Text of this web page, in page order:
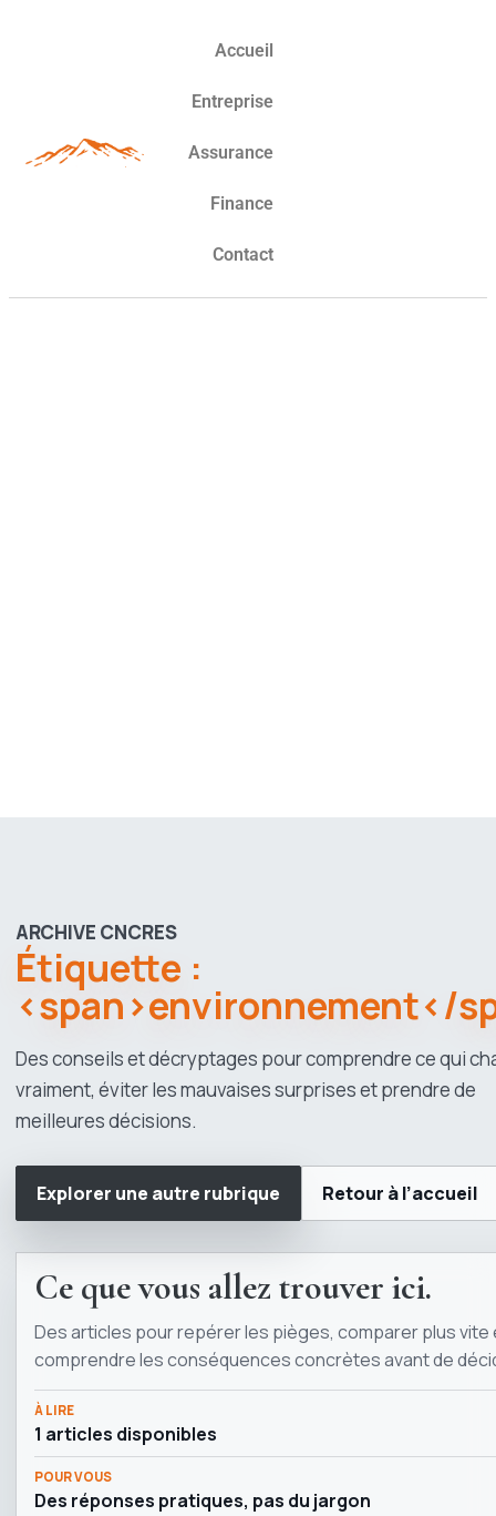
Accueil
Entreprise
Assurance
Finance
Contact
ARCHIVE CNCRES
Étiquette :
<span>environnement</
Des conseils et décryptages pour comprendre ce qui
vraiment, éviter les mauvaises surprises et prendre de
meilleures décisions.
Explorer une autre rubrique Retour à l’accueil
Ce que vous allez trouver ici.
Des articles pour repérer les pièges, comparer plus vite
comprendre les conséquences concrètes avant de
À LIRE
1 articles disponibles
POUR VOUS
Des réponses pratiques, pas du jargon